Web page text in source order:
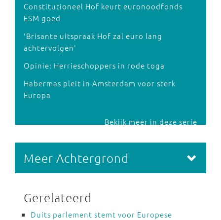
Constitutioneel Hof keurt euronoodfonds
ESM goed
'Brisante uitspraak Hof zal euro lang
achtervolgen'
Opinie: Herrieschoppers in rode toga
Habermas pleit in Amsterdam voor sterk
Europa
Bekijk meer in deze serie
Meer Achtergrond
Gerelateerd
Duits parlement stemt voor Europese